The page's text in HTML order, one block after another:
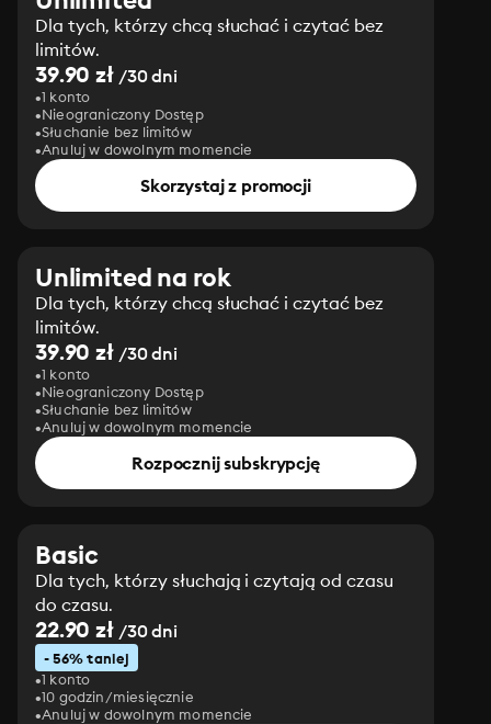
Dla tych, którzy chcą słuchać i czytać bez
limitów.
39.90 zł/30 dni
1 konto
Nieograniczony Dostęp
Słuchanie bez limitów
Anuluj w dowolnym momencie
Skorzystaj z promocji
Unlimited na rok
Dla tych, którzy chcą słuchać i czytać bez
limitów.
39.90 zł/30 dni
1 konto
Nieograniczony Dostęp
Słuchanie bez limitów
Anuluj w dowolnym momencie
Rozpocznij subskrypcję
Basic
Dla tych, którzy słuchają i czytają od czasu
do czasu.
22.90 zł/30 dni
- 56% taniej
1 konto
10 godzin/miesięcznie
Anuluj w dowolnym momencie